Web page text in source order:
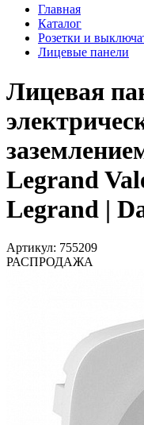
Главная
Каталог
Розетки и
Лицевые панели
Лицевая
Legrand
Legrand |
Артикул: 755209
РАСПРОДАЖА